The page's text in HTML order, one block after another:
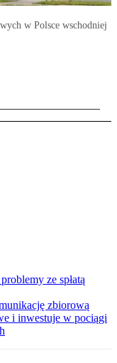
w Polsce wschodniej
ze spłatą
zbiorową
i inwestuje w pociągi